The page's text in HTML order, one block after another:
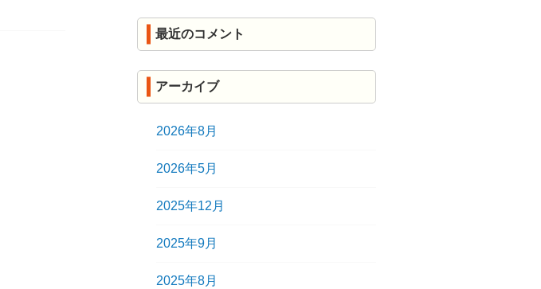
最近のコメント
アーカイブ
2026年8月
2026年5月
2025年12月
2025年9月
2025年8月